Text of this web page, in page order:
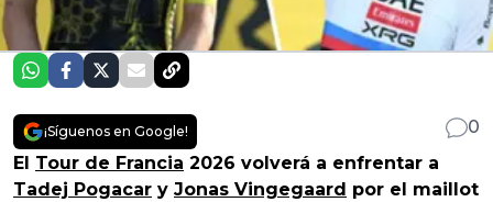
¡Síguenos en Google!
0
El Tour de Francia 2026 volverá a enfrentar a
Tadej Pogacar y Jonas Vingegaard por el maillot